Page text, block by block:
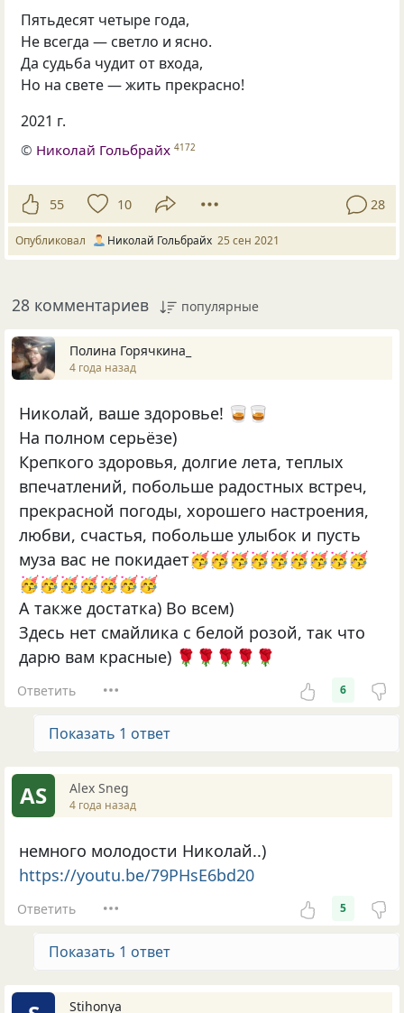
Пятьдесят четыре года,
Не всегда — светло и ясно.
Да судьба чудит от входа,
Но на свете — жить прекрасно!
2021 г.
© Николай Гольбрайх 4172
55 10 28
Опубликовал Николай Гольбрайх 25 сен 2021
28 комментариев популярные
Полина Горячкина_
4 года назад
Николай, ваше здоровье! 🥃🥃
На полном серьёзе)
Крепкого здоровья, долгие лета, теплых
впечатлений, побольше радостных встреч,
прекрасной погоды, хорошего настроения,
любви, счастья, побольше улыбок и пусть
муза вас не покидает🥳🥳🥳🥳🥳🥳🥳🥳🥳
🥳🥳🥳🥳🥳🥳🥳
А также достатка) Во всем)
Здесь нет смайлика с белой розой, так что
дарю вам красные) 🌹🌹🌹🌹🌹
Ответить 6
Показать 1 ответ
AS Alex Sneg
4 года назад
немного молодости Николай..)
https://youtu.be/79PHsE6bd20
Ответить 5
Показать 1 ответ
Stihonya